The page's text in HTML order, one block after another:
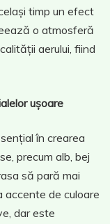
timp un efect
o atmosferă
aerului, fiind
ușoare
în crearea
precum alb, bej
să pară mai
accente de culoare
dar este